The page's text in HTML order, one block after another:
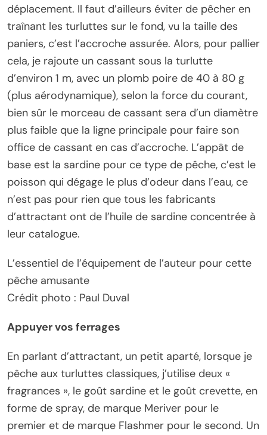
déplacement. Il faut d’ailleurs éviter de pêcher en
traînant les turluttes sur le fond, vu la taille des
paniers, c’est l’accroche assurée. Alors, pour pallier
cela, je rajoute un cassant sous la turlutte
d’environ 1 m, avec un plomb poire de 40 à 80 g
(plus aérodynamique), selon la force du courant,
bien sûr le morceau de cassant sera d’un diamètre
plus faible que la ligne principale pour faire son
office de cassant en cas d’accroche. L’appât de
base est la sardine pour ce type de pêche, c’est le
poisson qui dégage le plus d’odeur dans l’eau, ce
n’est pas pour rien que tous les fabricants
d’attractant ont de l’huile de sardine concentrée à
leur catalogue.
L’essentiel de l’équipement de l’auteur pour cette
pêche amusante
Crédit photo : Paul Duval
Appuyer vos ferrages
En parlant d’attractant, un petit aparté, lorsque je
pêche aux turluttes classiques, j’utilise deux «
fragrances », le goût sardine et le goût crevette, en
forme de spray, de marque Meriver pour le
premier et de marque Flashmer pour le second. Un